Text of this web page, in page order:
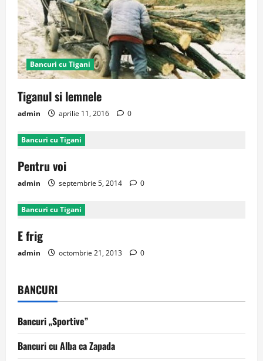
Bancuri cu Tigani
Tiganul si lemnele
admin aprilie 11, 2016 0
Bancuri cu Tigani
Pentru voi
admin septembrie 5, 2014 0
Bancuri cu Tigani
E frig
admin octombrie 21, 2013 0
BANCURI
Bancuri „Sportive”
Bancuri cu Alba ca Zapada